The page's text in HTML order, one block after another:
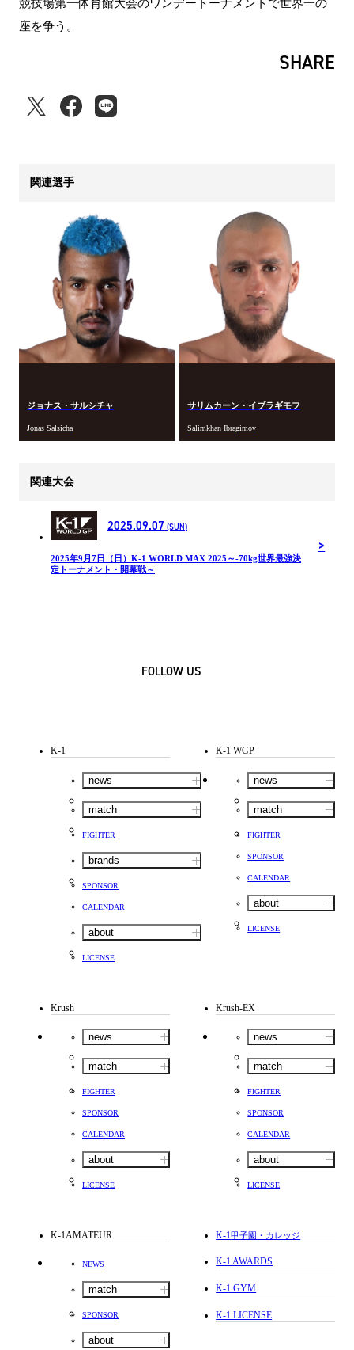
競技場第一体育館大会のワンデートーナメントで世界一の
座を争う。
SHARE
関連選手
ジョナス・サルシチャ
Jonas Salsicha
サリムカーン・イブラギモフ
Salimkhan Ibragimov
関連大会
2025.09.07 (SUN)
2025年9月7日（日）K-1 WORLD MAX 2025～-70kg世界最強決
定トーナメント・開幕戦～
FOLLOW US
K-1
news
match
FIGHTER
brands
SPONSOR
CALENDAR
about
LICENSE
K-1 WGP
news
match
FIGHTER
SPONSOR
CALENDAR
about
LICENSE
Krush
news
match
FIGHTER
SPONSOR
CALENDAR
about
LICENSE
Krush-EX
news
match
FIGHTER
SPONSOR
CALENDAR
about
LICENSE
K-1AMATEUR
NEWS
match
SPONSOR
about
K-1甲子園・カレッジ
K-1 AWARDS
K-1 GYM
K-1 LICENSE